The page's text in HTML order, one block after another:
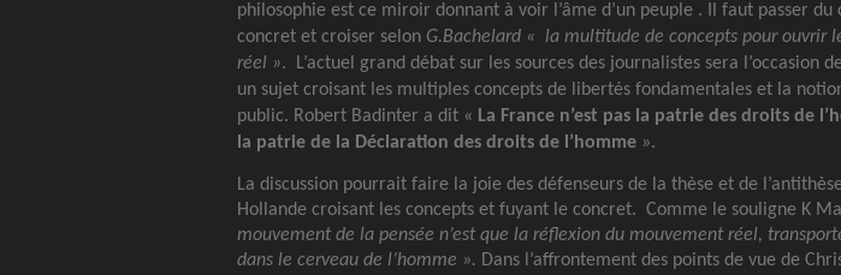
philosophie est ce miroir donnant à voir l’âme d’un peuple . Il faut passer du
concret et croiser selon G.Bachelard « la multitude de concepts pour ouvrir
réel ».
L’actuel grand débat sur les sources des journalistes sera l’occasion
un sujet croisant les multiples concepts de libertés fondamentales et la
public. Robert Badinter a dit « La France n’est pas la patrie des droits de
la patrie de la Déclaration des droits de l’homme ».
La discussion pourrait faire la joie des défenseurs de la thèse et de
Hollande croisant les concepts et fuyant le concret. Comme le souligne K
mouvement de la pensée n’est que la réflexion du mouvement réel,
dans le cerveau de l’homme ». Dans l’affrontement des points de vue de